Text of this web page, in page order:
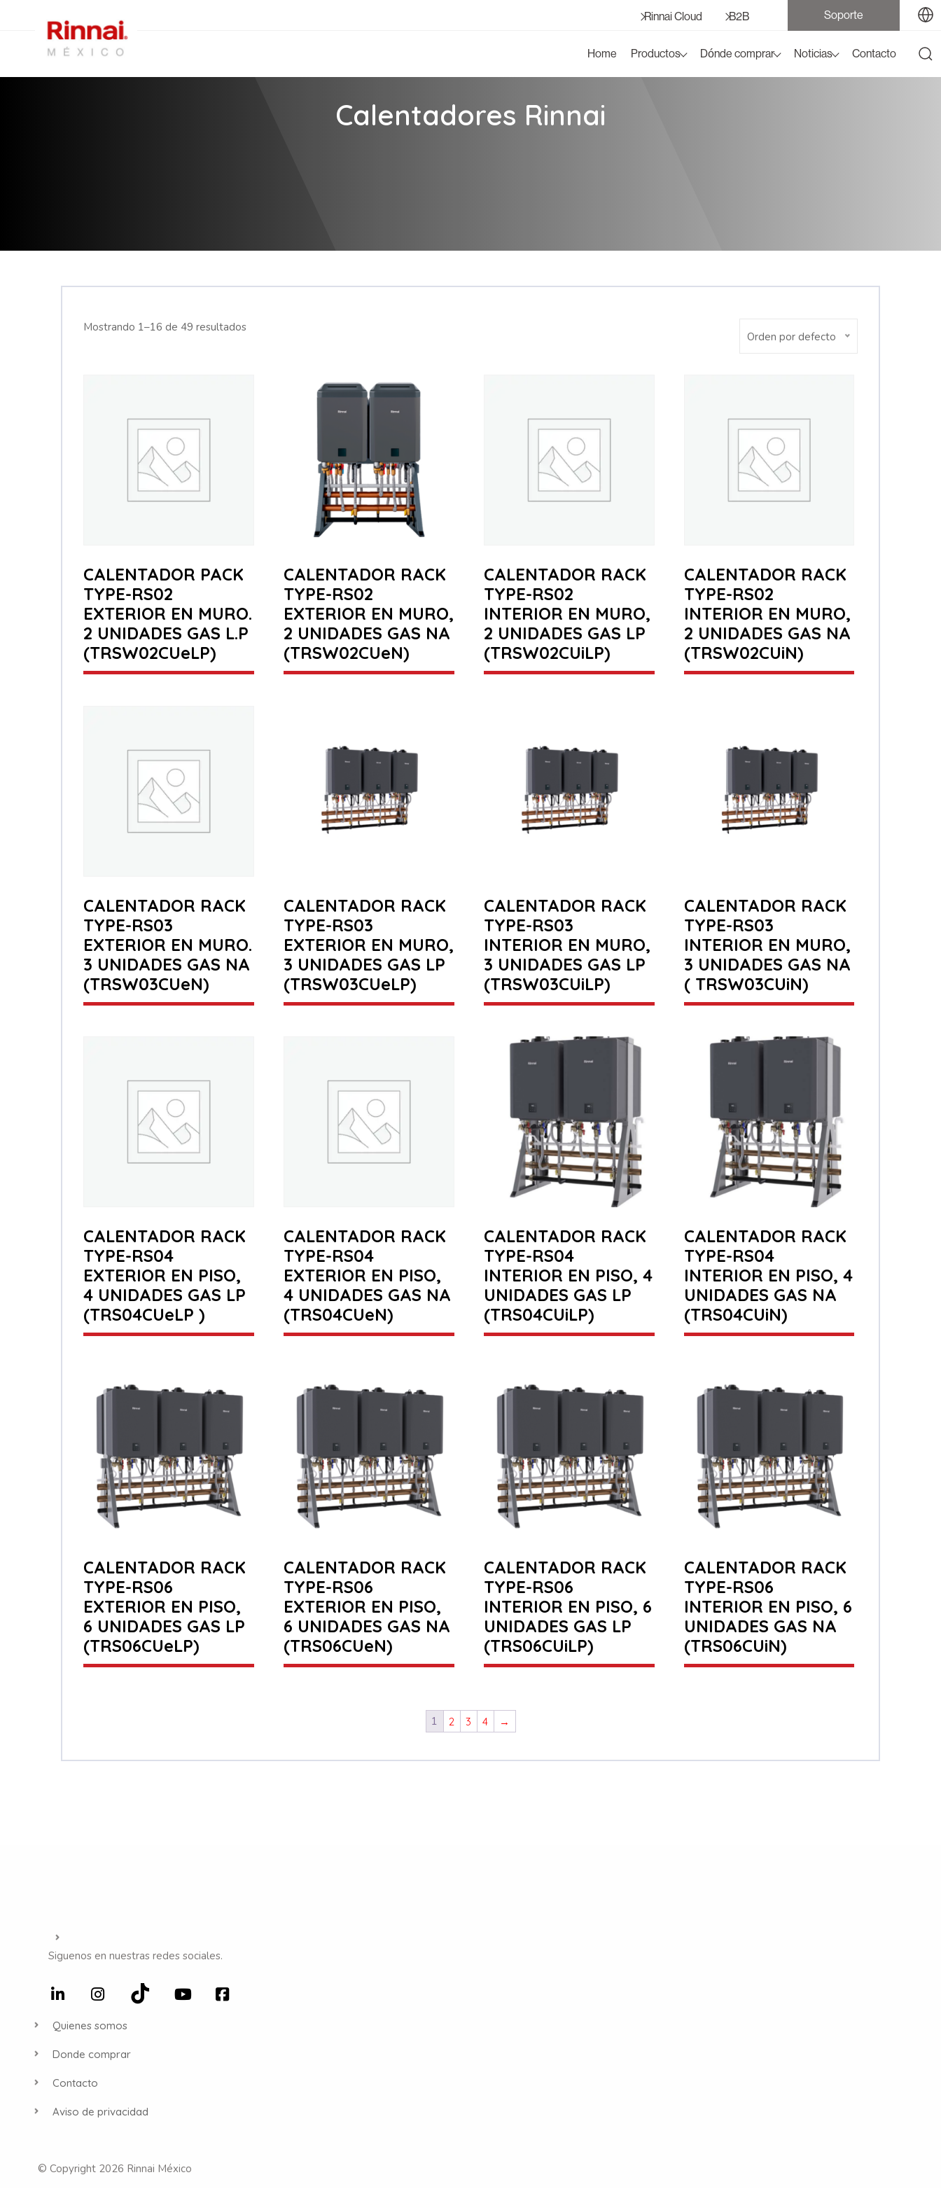
Rinnai Cloud B2B Soporte
Home Productos Dónde comprar Noticias Contacto
Calentadores Rinnai
Mostrando 1–16 de 49 resultados
Orden por defecto
CALENTADOR PACK
TYPE-RS02
EXTERIOR EN MURO.
2 UNIDADES GAS L.P
(TRSW02CUeLP)
CALENTADOR RACK
TYPE-RS02
EXTERIOR EN MURO,
2 UNIDADES GAS NA
(TRSW02CUeN)
CALENTADOR RACK
TYPE-RS02
INTERIOR EN MURO,
2 UNIDADES GAS LP
(TRSW02CUiLP)
CALENTADOR RACK
TYPE-RS02
INTERIOR EN MURO,
2 UNIDADES GAS NA
(TRSW02CUiN)
CALENTADOR RACK
TYPE-RS03
EXTERIOR EN MURO.
3 UNIDADES GAS NA
(TRSW03CUeN)
CALENTADOR RACK
TYPE-RS03
EXTERIOR EN MURO,
3 UNIDADES GAS LP
(TRSW03CUeLP)
CALENTADOR RACK
TYPE-RS03
INTERIOR EN MURO,
3 UNIDADES GAS LP
(TRSW03CUiLP)
CALENTADOR RACK
TYPE-RS03
INTERIOR EN MURO,
3 UNIDADES GAS NA
( TRSW03CUiN)
CALENTADOR RACK
TYPE-RS04
EXTERIOR EN PISO,
4 UNIDADES GAS LP
(TRS04CUeLP )
CALENTADOR RACK
TYPE-RS04
EXTERIOR EN PISO,
4 UNIDADES GAS NA
(TRS04CUeN)
CALENTADOR RACK
TYPE-RS04
INTERIOR EN PISO, 4
UNIDADES GAS LP
(TRS04CUiLP)
CALENTADOR RACK
TYPE-RS04
INTERIOR EN PISO, 4
UNIDADES GAS NA
(TRS04CUiN)
CALENTADOR RACK
TYPE-RS06
EXTERIOR EN PISO,
6 UNIDADES GAS LP
(TRS06CUeLP)
CALENTADOR RACK
TYPE-RS06
EXTERIOR EN PISO,
6 UNIDADES GAS NA
(TRS06CUeN)
CALENTADOR RACK
TYPE-RS06
INTERIOR EN PISO, 6
UNIDADES GAS LP
(TRS06CUiLP)
CALENTADOR RACK
TYPE-RS06
INTERIOR EN PISO, 6
UNIDADES GAS NA
(TRS06CUiN)
1 2 3 4 →
Siguenos en nuestras redes sociales.
Quienes somos
Donde comprar
Contacto
Aviso de privacidad
© Copyright 2026 Rinnai México